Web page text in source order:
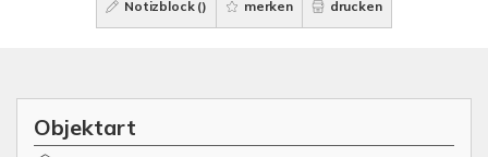
Notizblock () merken drucken
Objektart